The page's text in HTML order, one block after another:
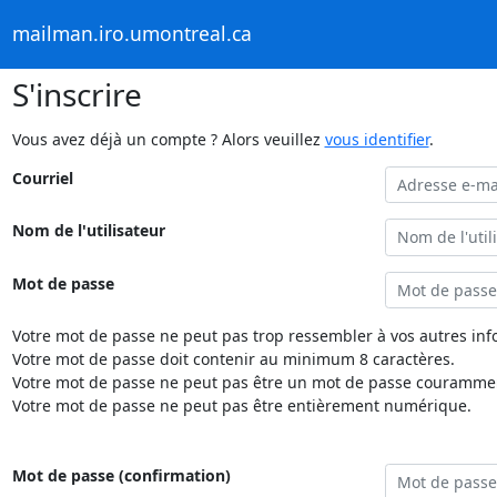
mailman.iro.umontreal.ca
S'inscrire
Vous avez déjà un compte ? Alors veuillez vous identifier.
Courriel
Nom de l'utilisateur
Mot de passe
Votre mot de passe ne peut pas trop ressembler à vos autres
Votre mot de passe doit contenir au minimum 8 caractères.
Votre mot de passe ne peut pas être un mot de passe
Votre mot de passe ne peut pas être entièrement numérique.
Mot de passe (confirmation)